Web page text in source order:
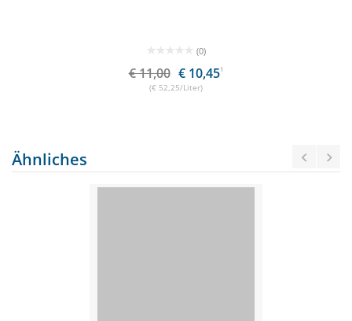
(0)
€ 11,00 € 10,451
(€ 52,25/Liter)
Ähnliches